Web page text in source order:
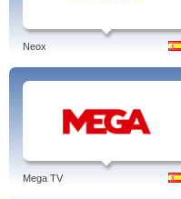
Neox
Mega TV